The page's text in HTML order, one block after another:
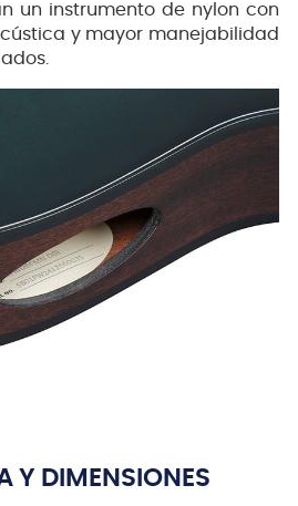
un instrumento de nylon con
y mayor manejabilidad
Y DIMENSIONES